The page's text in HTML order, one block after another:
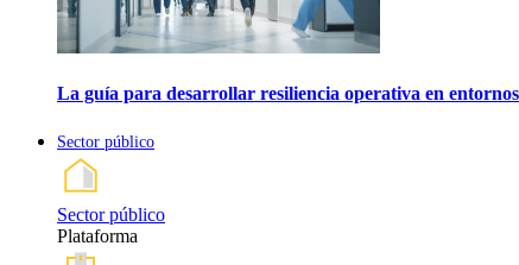
La guía para desarrollar resiliencia operativa en
Sector público
Sector público
Plataforma